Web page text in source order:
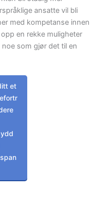
ansatte vil bli
med kompetanse innen
en rekke muligheter
som gjør det til en
et